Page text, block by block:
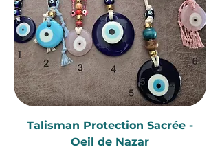
Talisman Protection Sacrée -
Oeil de Nazar